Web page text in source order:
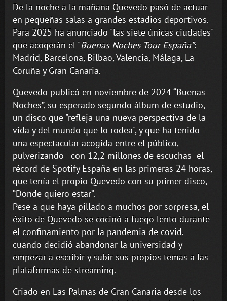
De la noche a la mañana Quevedo pasó de actuar
en pequeñas salas a grandes estadios deportivos.
Para 2025 ha anunciado "las siete únicas ciudades"
que acogerán el "Buenas Noches Tour España”:
Madrid, Barcelona, Bilbao, Valencia, Málaga, La
Coruña y Gran Canaria.
Quevedo publicó en noviembre de 2024 “Buenas
Noches”, su esperado segundo álbum de estudio,
un disco que "refleja una nueva perspectiva de la
vida y del mundo que lo rodea", y que ha tenido
una espectacular acogida entre el público,
pulverizando - con 12,2 millones de escuchas- el
récord de Spotify España en las primeras 24 horas,
que tenía el propio Quevedo con su primer disco,
“Donde quiero estar”.
Pese a que haya pillado a muchos por sorpresa, el
éxito de Quevedo se cocinó a fuego lento durante
el confinamiento por la pandemia de covid,
cuando decidió abandonar la universidad y
empezar a escribir y subir sus propios temas a las
plataformas de streaming.
Criado en Las Palmas de Gran Canaria desde los